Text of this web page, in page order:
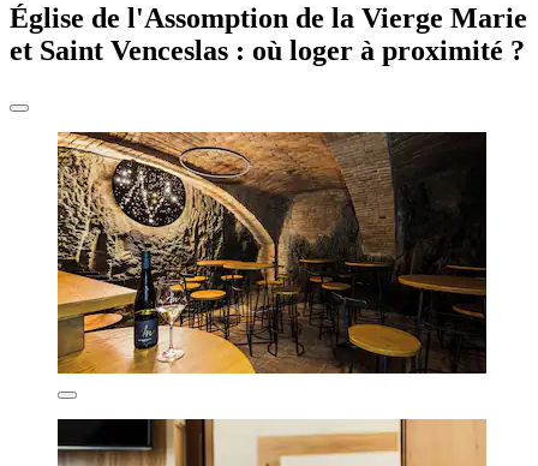
Église de l'Assomption de la Vierge Marie
et Saint Venceslas : où loger à proximité ?